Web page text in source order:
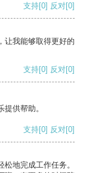
支持[0] 反对[0]
让我能够取得更好的
支持[0] 反对[0]
供帮助。
支持[0] 反对[0]
地完成工作任务。